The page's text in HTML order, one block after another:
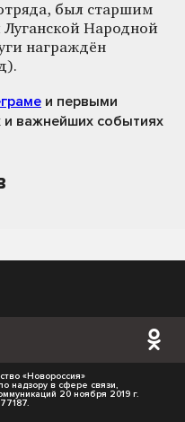
был старшим
Народной
награждён
и первыми
и важнейших событиях
«Новороссия»
надзору в сфере связи,
20 ноября 2019 г.